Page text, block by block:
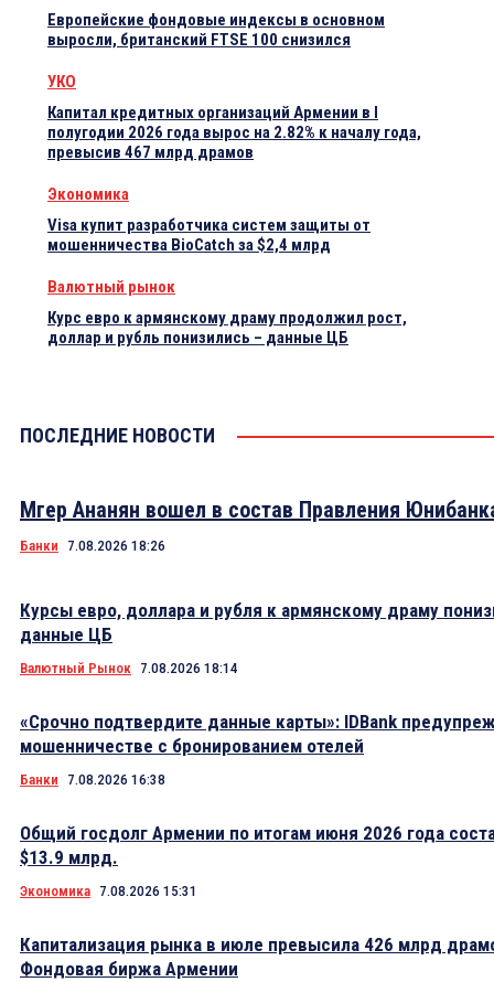
Европейские фондовые индексы в основном
выросли, британский FTSE 100 снизился
УКО
Капитал кредитных организаций Армении в I
полугодии 2026 года вырос на 2.82% к началу года,
превысив 467 млрд драмов
Экономика
Visa купит разработчика систем защиты от
мошенничества BioCatch за $2,4 млрд
Валютный рынок
Курс евро к армянскому драму продолжил рост,
доллар и рубль понизились – данные ЦБ
ПОСЛЕДНИЕ НОВОСТИ
Мгер Ананян вошел в состав Правления
Банки 7.08.2026 18:26
Курсы евро, доллара и рубля к армянскому драму
данные ЦБ
Валютный Рынок 7.08.2026 18:14
«Срочно подтвердите данные карты»: IDBank
мошенничестве с бронированием отелей
Банки 7.08.2026 16:38
Общий госдолг Армении по итогам июня 2026 года
$13.9 млрд.
Экономика 7.08.2026 15:31
Капитализация рынка в июле превысила 426 млрд
Фондовая биржа Армении